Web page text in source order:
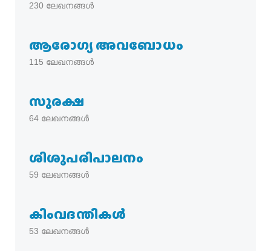
230 ലേഖനങ്ങൾ
ആരോഗ്യ അവബോധം
115 ലേഖനങ്ങൾ
സുരക്ഷ
64 ലേഖനങ്ങൾ
ശിശുപരിപാലനം
59 ലേഖനങ്ങൾ
കിംവദന്തികൾ
53 ലേഖനങ്ങൾ